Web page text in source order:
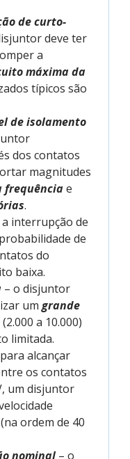
de curto-
deve ter
a
máxima da
típicos são
de isolamento
dos contatos
magnitudes
frequênciae
.
interrupção de
de
do
baixa.
– o disjuntor
um grande
(2.000 a 10.000)
limitada.
alcançar
os contatos
um disjuntor
ordem de 40
nominal – o